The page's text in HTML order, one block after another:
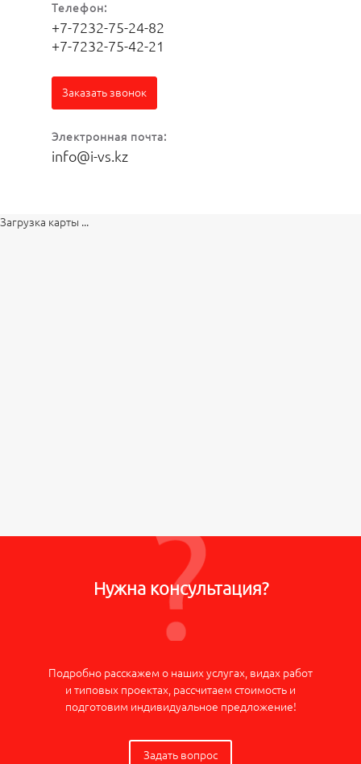
Телефон:
+7-7232-75-24-82
+7-7232-75-42-21
Заказать звонок
Электронная почта:
info@i-vs.kz
Загрузка карты ...
Нужна консультация?
Подробно расскажем о наших услугах, видах работ
и типовых проектах, рассчитаем стоимость и
подготовим индивидуальное предложение!
Задать вопрос